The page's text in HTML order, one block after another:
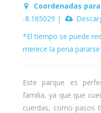
Coordenadas
-8.165029 |
*El tiempo se puede
merece la pena
Este parque es
familia, ya que que
cuerdas, como pasos